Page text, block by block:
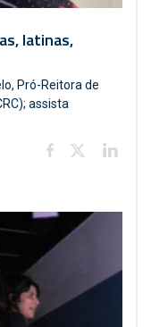
latinas,
Pró-Reitora de
assista